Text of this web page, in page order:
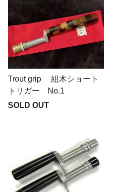
Trout grip 組木ショート
トリガー No.1
SOLD OUT